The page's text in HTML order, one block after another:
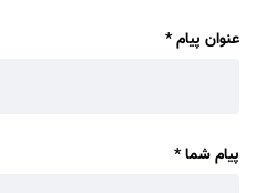
عنوان پیام*
پیام شما*